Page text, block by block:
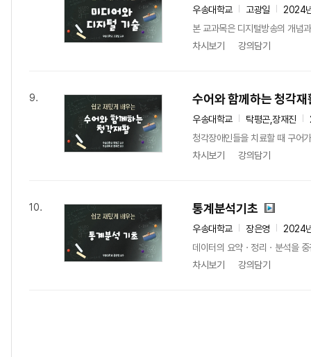
우송대학교 고광일
2024
본 교과목은 디지털방송의 개념
차시보기
강의담기
9. 수어와 함께하는 청각재
우송대학교 탁평곤,장재진
청각장애인들을 치료할 때 구어
차시보기
강의담기
10. 통계분석기초
우송대학교 장은영
2024
데이터의 요약ㆍ정리ㆍ분석을
차시보기
강의담기